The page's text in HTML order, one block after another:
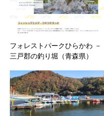
フォレストパークひらかわ －
三戸郡の釣り堀（青森県）